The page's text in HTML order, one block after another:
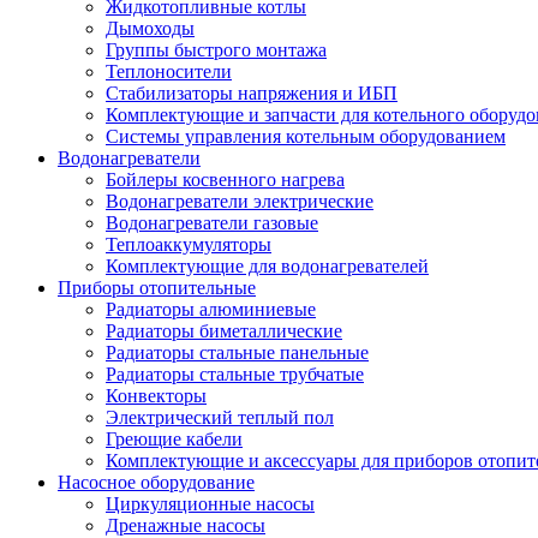
Жидкотопливные котлы
Дымоходы
Группы быстрого монтажа
Теплоносители
Стабилизаторы напряжения и ИБП
Комплектующие и запчасти для котельного
Системы управления котельным оборудованием
Водонагреватели
Бойлеры косвенного нагрева
Водонагреватели электрические
Водонагреватели газовые
Теплоаккумуляторы
Комплектующие для водонагревателей
Приборы отопительные
Радиаторы алюминиевые
Радиаторы биметаллические
Радиаторы стальные панельные
Радиаторы стальные трубчатые
Конвекторы
Электрический теплый пол
Греющие кабели
Комплектующие и аксессуары для приборов
Насосное оборудование
Циркуляционные насосы
Дренажные насосы